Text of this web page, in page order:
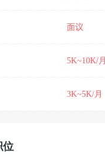
面议
5K~10K/月
3K~5K/月
位